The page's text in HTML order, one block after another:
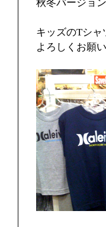
秋冬バージョ
キッズのTシ
よろしくお願